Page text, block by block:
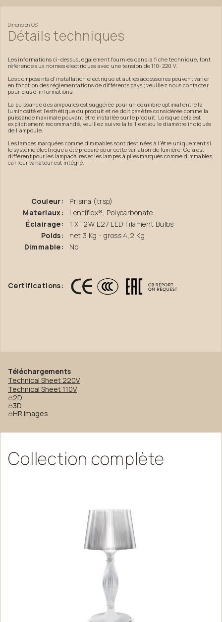
Dimension OS
Détails techniques
Les informations ci-dessus, également fournies dans la fiche technique, font
référence aux normes électriques avec une tension de 110-220 V.
Les composants d'installation électrique et autres accessoires peuvent varier
en fonction des réglementations de différents pays ; veuillez nous contacter
pour plus d'informations.
La puissance des ampoules est suggérée pour un équilibre optimal entre la
luminosité et l'esthétique du produit et ne doit pas être considérée comme la
puissance maximale pouvant être installée sur le produit. Lorsque cela est
explicitement recommandé, veuillez suivre la taille et/ou le diamètre indiqués
de l'ampoule.
Les lampes marquées comme dimmables sont destinées à l'être uniquement si
le système électrique a été préparé pour cette variation de lumière. Cela est
différent pour les lampadaires et les lampes à piles marqués comme dimmables,
car leur variateur est intégré.
Couleur:
Prisma (trsp)
Materiaux:
Lentiflex®, Polycarbonate
Éclairage:
1 X 12W E27 LED Filament Bulbs
Poids:
net 3 Kg - gross 4,2 Kg
Dimmable:
No
Certifications:
Téléchargements
Technical Sheet 220V
Technical Sheet 110V
2D
3D
HR Images
Collection complète